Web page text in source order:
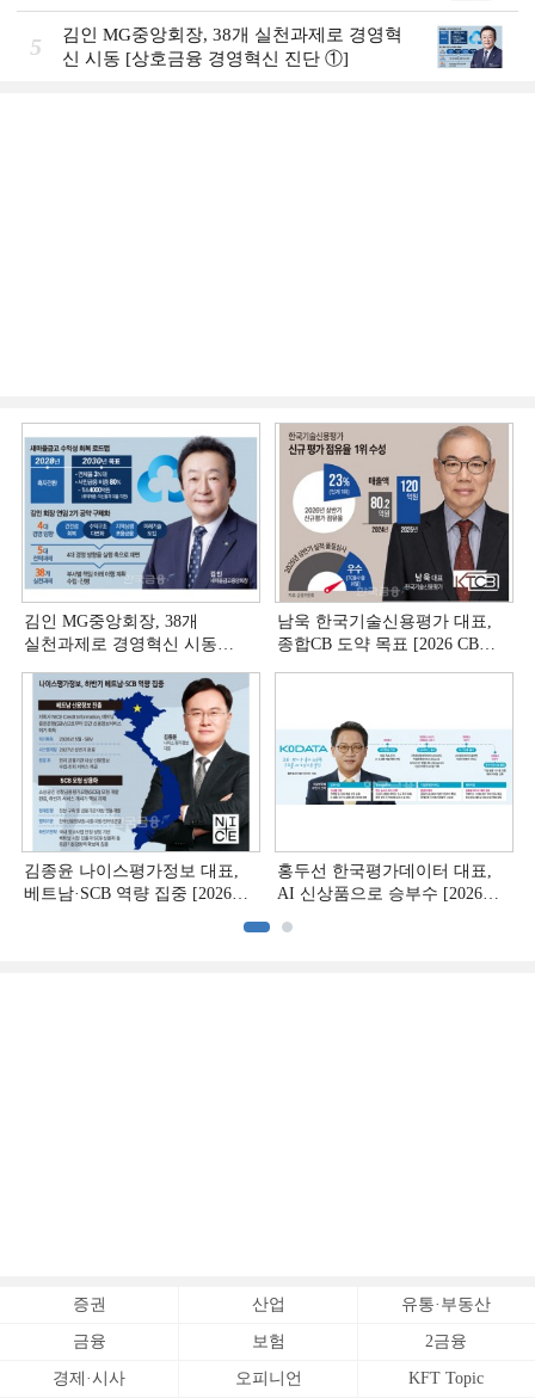
(12)]
5
김인 MG중앙회장, 38개 실천과제로 경영혁
신 시동 [상호금융 경영혁신 진단 ①]
김인 MG중앙회장, 38개
실천과제로 경영혁신 시동
남욱 한국기술신용평가 대표,
종합CB 도약 목표 [2026 CB사
김종윤 나이스평가정보 대표,
베트남·SCB 역량 집중 [2026
홍두선 한국평가데이터 대표,
AI 신상품으로 승부수 [2026
증권 산업 유통·부동산
금융 보험 2금융
경제·시사 오피니언 KFT Topic